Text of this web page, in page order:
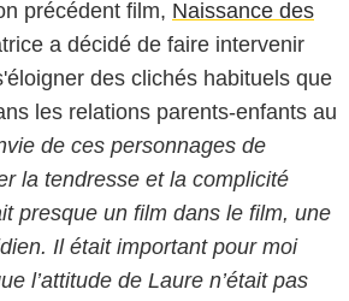
précédent film, Naissance des
a décidé de faire intervenir
des clichés habituels que
les relations parents-enfants au
de ces personnages de
la tendresse et la complicité
presque un film dans le film, une
Il était important pour moi
l’attitude de Laure n’était pas